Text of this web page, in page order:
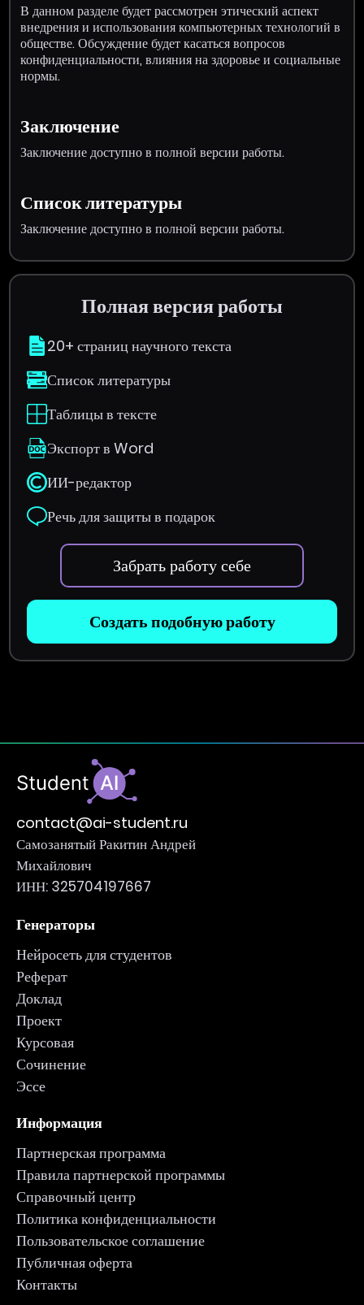
В данном разделе будет рассмотрен этический аспект
внедрения и использования компьютерных технологий в
обществе. Обсуждение будет касаться вопросов
конфиденциальности, влияния на здоровье и социальные
нормы.
Заключение
Заключение доступно в полной версии работы.
Список литературы
Заключение доступно в полной версии работы.
Полная версия работы
20+ страниц научного текста
Список литературы
Таблицы в тексте
Экспорт в Word
ИИ-редактор
Речь для защиты в подарок
Забрать работу себе
Создать подобную работу
contact@ai-student.ru
Самозанятый Ракитин Андрей
Михайлович
ИНН: 325704197667
Генераторы
Нейросеть для студентов
Реферат
Доклад
Проект
Курсовая
Сочинение
Эссе
Информация
Партнерская программа
Правила партнерской программы
Справочный центр
Политика конфиденциальности
Пользовательское соглашение
Публичная оферта
Контакты